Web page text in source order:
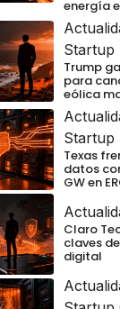
energía
Startup
Trump
para
eólica
Startup
Texas
datos
GW en
Claro
claves
digital